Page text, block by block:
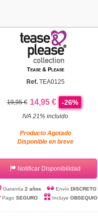
Tease & Please
Ref. TEA0125
19,95 € 14,95 € -26%
IVA 21% incluido
Producto Agotado
Disponible en breve
Notificar Disponibilidad
Garantía 2 años Envío DISCRETO
Pago SEGURO Incluye OBSEQUIO